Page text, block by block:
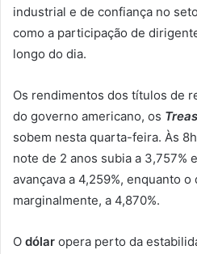
industrial e de confiança no
como a participação de
longo do dia.
Os rendimentos dos títulos de
do governo americano, os
sobem nesta quarta-feira. Às
note de 2 anos subia a 3,757%
avançava a 4,259%, enquanto
marginalmente, a 4,870%.
O dólar opera perto da